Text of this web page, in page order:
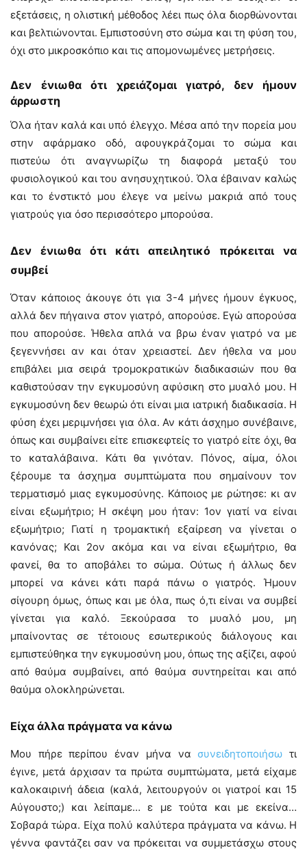
εξετάσεις, η ολιστική μέθοδος λέει πως όλα διορθώνονται
και βελτιώνονται. Εμπιστοσύνη στο σώμα και τη φύση του,
όχι στο μικροσκόπιο και τις απομονωμένες μετρήσεις.
Δεν ένιωθα ότι χρειάζομαι γιατρό, δεν ήμουν
άρρωστη
Όλα ήταν καλά και υπό έλεγχο. Μέσα από την πορεία μου
στην αφάρμακο οδό, αφουγκράζομαι το σώμα και
πιστεύω ότι αναγνωρίζω τη διαφορά μεταξύ του
φυσιολογικού και του ανησυχητικού. Όλα έβαιναν καλώς
και το ένστικτό μου έλεγε να μείνω μακριά από τους
γιατρούς για όσο περισσότερο μπορούσα.
Δεν ένιωθα ότι κάτι απειλητικό πρόκειται να
συμβεί
Όταν κάποιος άκουγε ότι για 3-4 μήνες ήμουν έγκυος,
αλλά δεν πήγαινα στον γιατρό, απορούσε. Εγώ απορούσα
που απορούσε. Ήθελα απλά να βρω έναν γιατρό να με
ξεγεννήσει αν και όταν χρειαστεί. Δεν ήθελα να μου
επιβάλει μια σειρά τρομοκρατικών διαδικασιών που θα
καθιστούσαν την εγκυμοσύνη αφύσικη στο μυαλό μου. Η
εγκυμοσύνη δεν θεωρώ ότι είναι μια ιατρική διαδικασία. Η
φύση έχει μεριμνήσει για όλα. Αν κάτι άσχημο συνέβαινε,
όπως και συμβαίνει είτε επισκεφτείς το γιατρό είτε όχι, θα
το καταλάβαινα. Κάτι θα γινόταν. Πόνος, αίμα, όλοι
ξέρουμε τα άσχημα συμπτώματα που σημαίνουν τον
τερματισμό μιας εγκυμοσύνης. Κάποιος με ρώτησε: κι αν
είναι εξωμήτριο; Η σκέψη μου ήταν: 1ον γιατί να είναι
εξωμήτριο; Γιατί η τρομακτική εξαίρεση να γίνεται ο
κανόνας; Και 2ον ακόμα και να είναι εξωμήτριο, θα
φανεί, θα το αποβάλει το σώμα. Ούτως ή άλλως δεν
μπορεί να κάνει κάτι παρά πάνω ο γιατρός. Ήμουν
σίγουρη όμως, όπως και με όλα, πως ό,τι είναι να συμβεί
γίνεται για καλό. Ξεκούρασα το μυαλό μου, μη
μπαίνοντας σε τέτοιους εσωτερικούς διάλογους και
εμπιστεύθηκα την εγκυμοσύνη μου, όπως της αξίζει, αφού
από θαύμα συμβαίνει, από θαύμα συντηρείται και από
θαύμα ολοκληρώνεται.
Είχα άλλα πράγματα να κάνω
Μου πήρε περίπου έναν μήνα να συνειδητοποιήσω τι
έγινε, μετά άρχισαν τα πρώτα συμπτώματα, μετά είχαμε
καλοκαιρινή άδεια (καλά, λειτουργούν οι γιατροί και 15
Αύγουστο;) και λείπαμε… ε με τούτα και με εκείνα…
Σοβαρά τώρα. Είχα πολύ καλύτερα πράγματα να κάνω. Η
γέννα φαντάζει σαν να πρόκειται να συμμετάσχω στους